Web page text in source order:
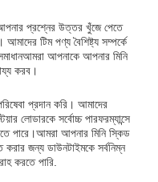
প্রশ্নের উত্তর খুঁজে পেতে
টিম পণ্য বৈশিষ্ট্য সম্পর্কে
আপনাকে আপনার মিনি
করব।
প্রদান করি। আমাদের
লোডারকে সর্বোচ্চ পারফরম্যান্সে
পারে।আমরা আপনার মিনি স্কিড
করার জন্য ডাউনটাইমকে সর্বনিম্ন
করতে পারি.